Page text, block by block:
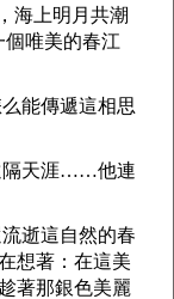
海上明月共潮
唯美的春江
能傳遞這相思
隔天涯……他連
逝這自然的春
想著：在這美
著那銀色美麗